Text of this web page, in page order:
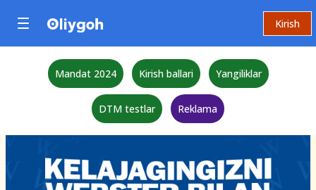
Kirish
Mandat 2024 Kirish ballari Yangiliklar
DTM testlar Reklama